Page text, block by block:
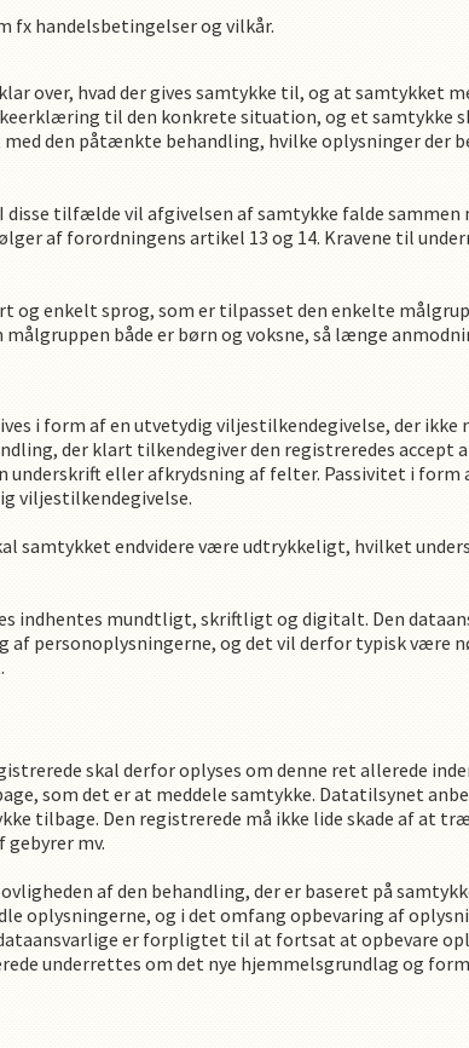
fx handelsbetingelser og vilkår.
over, hvad der gives samtykke til, og at samtykket
til den konkrete situation, og et samtykke
den påtænkte behandling, hvilke oplysninger der
tilfælde vil afgivelsen af samtykke falde sammen
af forordningens artikel 13 og 14. Kravene til
enkelt sprog, som er tilpasset den enkelte
både er børn og voksne, så længe
i form af en utvetydig viljestilkendegivelse, der ikke
der klart tilkendegiver den registreredes accept
underskrift eller afkrydsning af felter. Passivitet i form
viljestilkendegivelse.
samtykket endvidere være udtrykkeligt, hvilket
indhentes mundtligt, skriftligt og digitalt. Den
personoplysningerne, og det vil derfor typisk være
skal derfor oplyses om denne ret allerede
som det er at meddele samtykke. Datatilsynet
tilbage. Den registrerede må ikke lide skade af at
mv.
af den behandling, der er baseret på
oplysningerne, og i det omfang opbevaring af
er forpligtet til at fortsat at opbevare
underrettes om det nye hjemmelsgrundlag og